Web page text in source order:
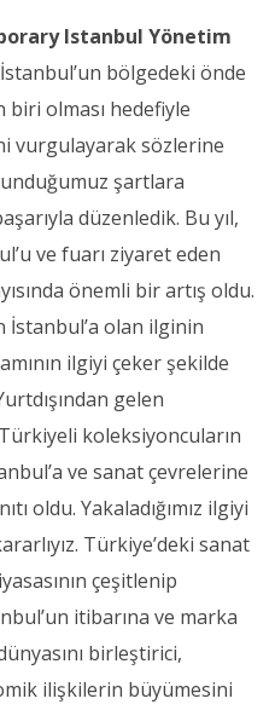
Istanbul Yönetim
bölgedeki önde
olması hedefiyle
vurgulayarak sözlerine
şartlara
düzenledik. Bu yıl,
ve fuarı ziyaret eden
önemli bir artış oldu.
olan ilginin
ilgiyi çeker şekilde
gelen
koleksiyoncuların
ve sanat çevrelerine
oldu. Yakaladığımız ilgiyi
Türkiye’deki sanat
çeşitlenip
itibarına ve marka
birleştirici,
ilişkilerin büyümesini